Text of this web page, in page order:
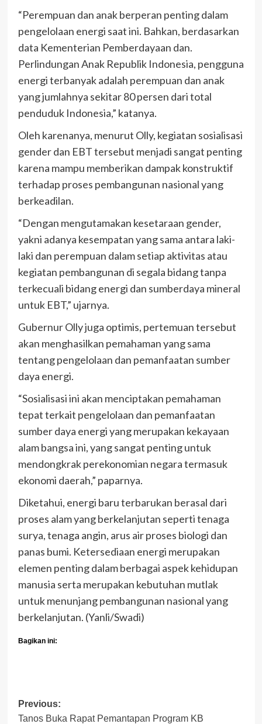
“Perempuan dan anak berperan penting dalam
pengelolaan energi saat ini. Bahkan, berdasarkan
data Kementerian Pemberdayaan dan.
Perlindungan Anak Republik Indonesia, pengguna
energi terbanyak adalah perempuan dan anak
yang jumlahnya sekitar 80 persen dari total
penduduk Indonesia,” katanya.
Oleh karenanya, menurut Olly, kegiatan sosialisasi
gender dan EBT tersebut menjadi sangat penting
karena mampu memberikan dampak konstruktif
terhadap proses pembangunan nasional yang
berkeadilan.
“Dengan mengutamakan kesetaraan gender,
yakni adanya kesempatan yang sama antara laki-
laki dan perempuan dalam setiap aktivitas atau
kegiatan pembangunan di segala bidang tanpa
terkecuali bidang energi dan sumberdaya mineral
untuk EBT,” ujarnya.
Gubernur Olly juga optimis, pertemuan tersebut
akan menghasilkan pemahaman yang sama
tentang pengelolaan dan pemanfaatan sumber
daya energi.
“Sosialisasi ini akan menciptakan pemahaman
tepat terkait pengelolaan dan pemanfaatan
sumber daya energi yang merupakan kekayaan
alam bangsa ini, yang sangat penting untuk
mendongkrak perekonomian negara termasuk
ekonomi daerah,” paparnya.
Diketahui, energi baru terbarukan berasal dari
proses alam yang berkelanjutan seperti tenaga
surya, tenaga angin, arus air proses biologi dan
panas bumi. Ketersediaan energi merupakan
elemen penting dalam berbagai aspek kehidupan
manusia serta merupakan kebutuhan mutlak
untuk menunjang pembangunan nasional yang
berkelanjutan. (Yanli/Swadi)
Bagikan ini:
Post
Previous:
Tanos Buka Rapat Pemantapan Program KB